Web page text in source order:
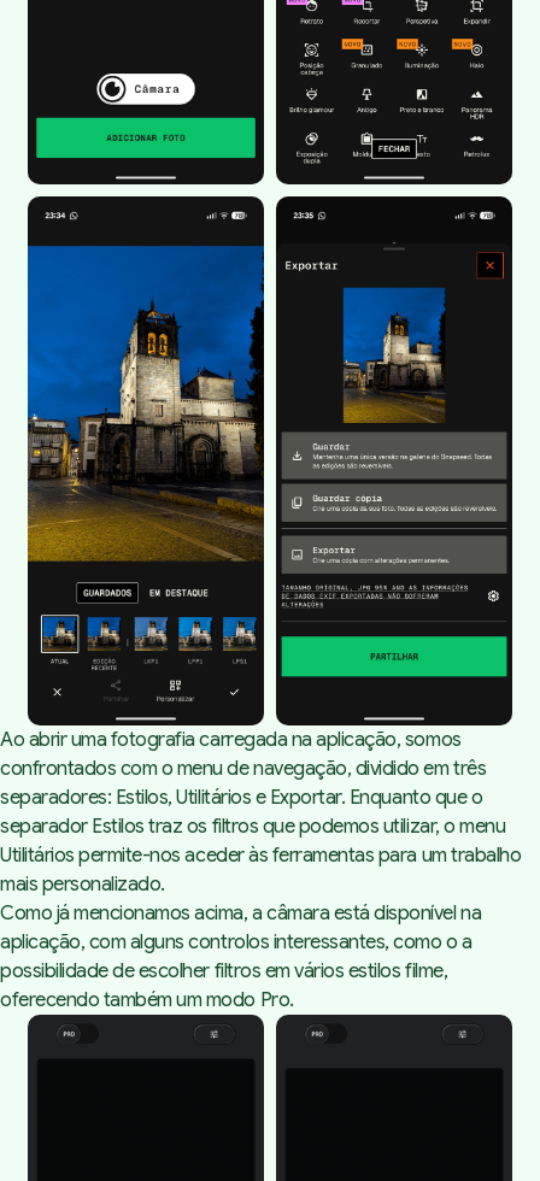
Ao abrir uma fotografia carregada na aplicação, somos
confrontados com o menu de navegação, dividido em três
separadores: Estilos, Utilitários e Exportar. Enquanto que o
separador Estilos traz os filtros que podemos utilizar, o menu
Utilitários permite-nos aceder às ferramentas para um trabalho
mais personalizado.
Como já mencionamos acima, a câmara está disponível na
aplicação, com alguns controlos interessantes, como o a
possibilidade de escolher filtros em vários estilos filme,
oferecendo também um modo Pro.